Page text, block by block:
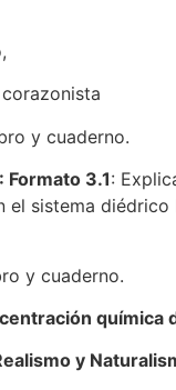
y cuaderno.
Formato 3.1:
el sistema diédrico
y cuaderno.
química
y